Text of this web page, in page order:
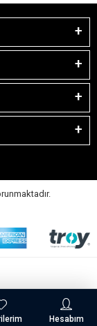
Hesabım